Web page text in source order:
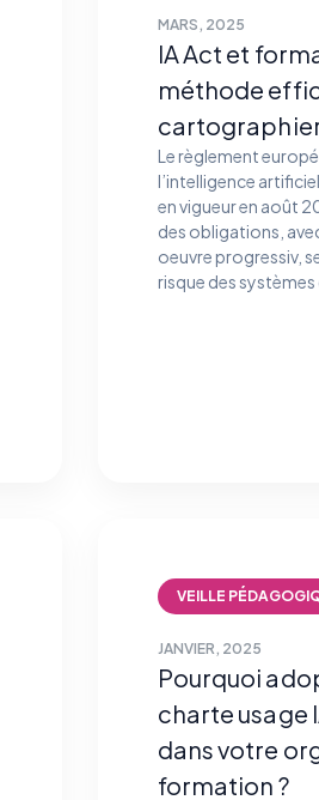
MARS, 2025
IA Act et
méthode
Le règlement
l’intelligence
en vigueur en août
des obligations,
oeuvre progressiv,
risque des systèmes
VEILLE
JANVIER, 2025
Pourquoi
charte usage
dans votre
formation ?